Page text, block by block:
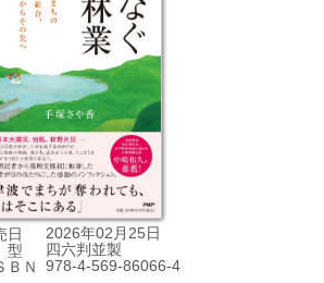
日
2026年02月25日
四六判並製
ＢＮ
978-4-569-86066-4